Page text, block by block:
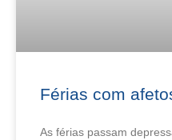
Férias com
As férias passam